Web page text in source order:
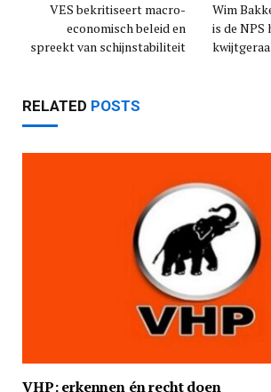
VES bekritiseert macro-
economisch beleid en
spreekt van schijnstabiliteit
Wim
is de NPS
RELATED POSTS
VHP: erkennen én recht doen